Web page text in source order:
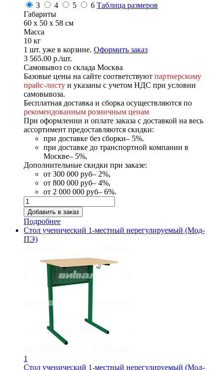
3
4 5 6 Таблица размеров
Габариты
60 x 50 x 58 см
Масса
10 кг
1 шт. уже в корзине. Оформить заказ
3 565.00 р./шт.
Самовывоз со склада Москва
Базовые цены на сайте соответствуют партнерскому
прайс-листу и указаны с учетом НДС при условии
самовывоза.
Бесплатная доставка и сборка осуществляются по
рекомендованным розничным ценам
При оформлении и оплате заказа с доставкой на весь
ассортимент предоставляются скидки:
при доставке без сборки– 5%.
при доставке до транспортной компании в
Москве– 5%,
Дополнительные скидки при заказе:
от 300 000 руб– 2%,
от 800 000 руб– 4%,
от 2 000 000 руб– 6%.
Подробнее
Стол ученический 1-местный нерегулируемый (Мод-
ПЭ)
1
Стол ученический 1-местный нерегулируемый (Мод-